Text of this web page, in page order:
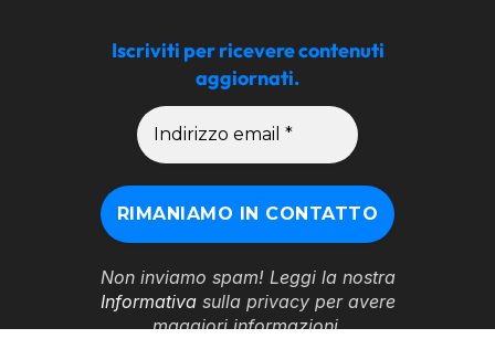
Iscriviti per ricevere contenuti
aggiornati.
Non inviamo spam! Leggi la nostra
Informativasulla privacy per avere
maggiori informazioni.